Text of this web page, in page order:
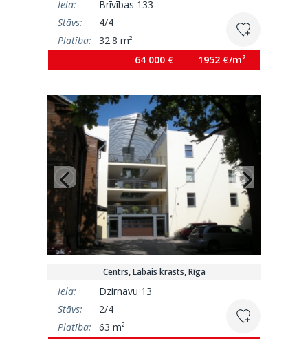
Iela:
Brīvības 133
Stāvs:
4/4
Platība:
32.8 m²
64 000 €
1952 €/m²
Centrs, Labais krasts, Rīga
Iela:
Dzirnavu 13
Stāvs:
2/4
Platība:
63 m²